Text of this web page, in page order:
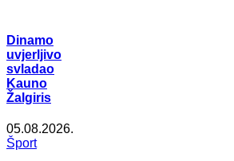
Dinamo
uvjerljivo
svladao
Kauno
Žalgiris
05.08.2026.
Šport